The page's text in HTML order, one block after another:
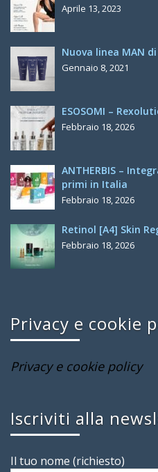
Aprile 13, 2023
Nuova linea MAN
Gennaio 8, 2021
ESOSOMI –
Febbraio 18, 2026
ANTHERBIS –
primi in Italia
Febbraio 18, 2026
Retinol [A4] Skin
Febbraio 18, 2026
Privacy e cookie
Privacy e cookie policy
Iscriviti alla
Il tuo nome (richiesto)